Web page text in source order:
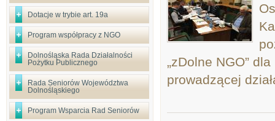
Dotacje w trybie art. 19a
Program współpracy z NGO
Dolnośląska Rada Działalności
Pożytku Publicznego
Rada Seniorów Województwa
Dolnośląskiego
Program Wsparcia Rad Seniorów
„zDolne NGO”
prowadzącej